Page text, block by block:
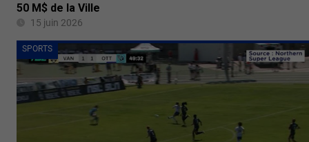
50 M$ de la Ville
15 juin 2026
SPORTS